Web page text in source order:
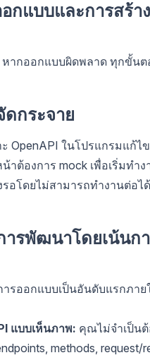
กแบบและการสร้า
กออกแบบผิดพลาด ทุกขั้นต
ดกระจาย
OpenAPI ในโปรแกรมแก้
ต้องการ mock เพื่อเริ่มทำ
อโดยไม่สามารถทำงานต่อได้
ารพัฒนาโดยเน้นก
ารออกแบบเป็นอันดับแรกภา
แบบเห็นภาพ: คุณไม่จำเป็น
methods,